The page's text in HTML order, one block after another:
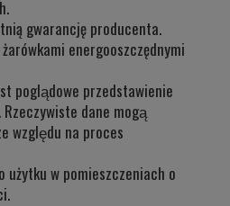
gwarancję producenta.
energooszczędnymi
poglądowe przedstawienie
dane mogą
względu na proces
użytku w pomieszczeniach o